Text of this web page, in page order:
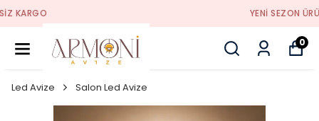
0
Led Avize Salon Led Avize